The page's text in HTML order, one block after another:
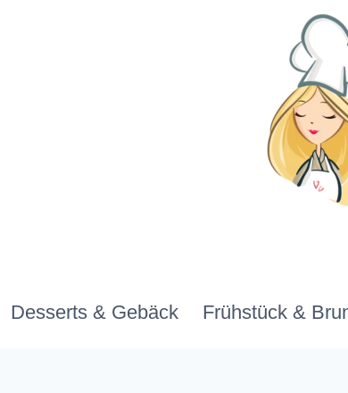
Desserts & Gebäck Frühstück &